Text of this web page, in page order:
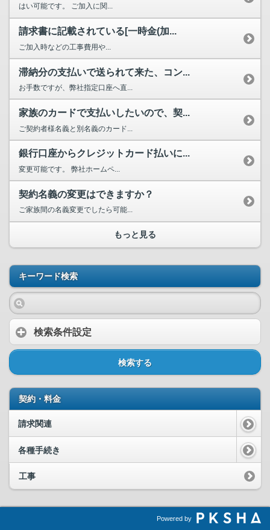
はい可能です。 ご加入に関...
請求書に記載されている[一時金(加...
ご加入時などの工事費用や...
滞納分の支払いで送られて来た、コン...
お手数ですが、弊社指定口座へ直...
家族のカードで支払いしたいので、契...
ご契約者様名義と別名義のカード...
銀行口座からクレジットカード払いに...
変更可能です。 弊社ホームペ...
契約名義の変更はできますか？
ご家族間の名義変更でしたら可能...
もっと見る
キーワード検索
検索条件設定
検索する
契約・料金
請求関連
各種手続き
工事
Powered by